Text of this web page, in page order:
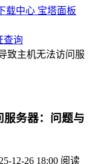
载中心 宝塔面板
查询
致主机无法访问服
服务器：问题与
12-26 18:00 阅读